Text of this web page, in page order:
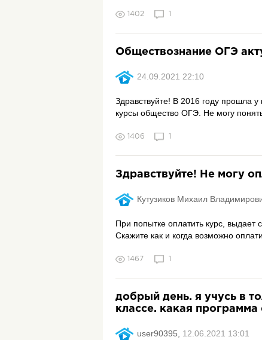
1402 1
Обществознание ОГЭ
24.09.2021 22:10
Здравствуйте! В 2016 году прошла
курсы общество ОГЭ. Не могу
1406 1
Здравствуйте! Не могу
Кутузиков Михаил
При попытке оплатить курс,
Скажите как и когда возможно
1467 1
добрый день. я учусь в
классе. какая программа
user90395, 12.06.2021 13:01